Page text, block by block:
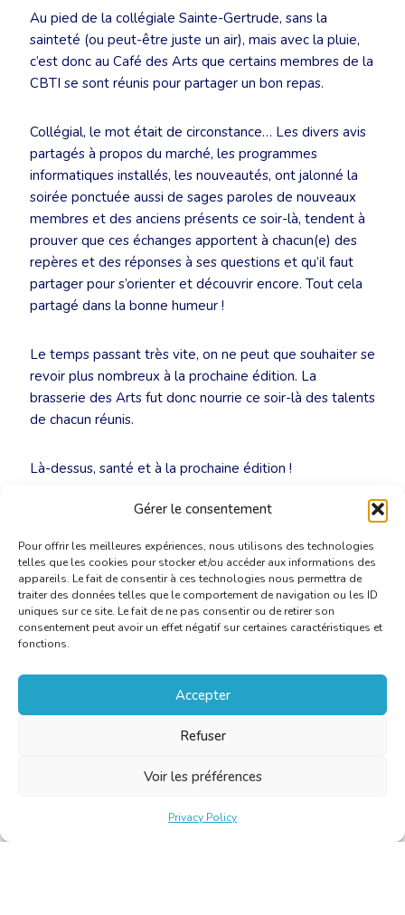
Gérer le consentement
Pour offrir les meilleures expériences, nous utilisons des technologies
telles que les cookies pour stocker et/ou accéder aux informations des
appareils. Le fait de consentir à ces technologies nous permettra de
traiter des données telles que le comportement de navigation ou les ID
uniques sur ce site. Le fait de ne pas consentir ou de retirer son
consentement peut avoir un effet négatif sur certaines caractéristiques et
fonctions.
Accepter
Refuser
Voir les préférences
Privacy Policy
Au pied de la collégiale Sainte-Gertrude, sans la
sainteté (ou peut-être juste un air), mais avec la pluie,
c’est donc au Café des Arts que certains membres de la
CBTI se sont réunis pour partager un bon repas.
Collégial, le mot était de circonstance… Les divers avis
partagés à propos du marché, les programmes
informatiques installés, les nouveautés, ont jalonné la
soirée ponctuée aussi de sages paroles de nouveaux
membres et des anciens présents ce soir-là, tendent à
prouver que ces échanges apportent à chacun(e) des
repères et des réponses à ses questions et qu’il faut
partager pour s’orienter et découvrir encore. Tout cela
partagé dans la bonne humeur !
Le temps passant très vite, on ne peut que souhaiter se
revoir plus nombreux à la prochaine édition. La
brasserie des Arts fut donc nourrie ce soir-là des talents
de chacun réunis.
Là-dessus, santé et à la prochaine édition !
Nicolas Stuyckens et Pascal Malcourant